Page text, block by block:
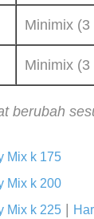
Minimix (3
Minimix (3
berubah
Mix k 175
Mix k 200
Mix k 225